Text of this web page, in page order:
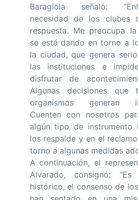
Baragiola señaló:
necesidad de los clubes
respuesta. Me preocupa
se está dando en torno a
la ciudad, que genera
las instituciones e
disfrutar de
Algunas decisiones que
organismos generan
Cuenten con nosotros
algún tipo de instrumento
los respalde y en el
torno a algunas medidas
A continuación, el
Alvarado, consignó:
histórico, el consenso de